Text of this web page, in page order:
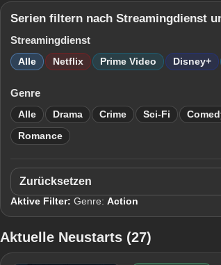
Serien filtern nach Streamingdienst
Streamingdienst
Alle Netflix Prime Video Disney+
Genre
Alle Drama Crime Sci-Fi
Romance
Zurücksetzen
Aktive Filter: Genre: Action
Aktuelle Neustarts (27)